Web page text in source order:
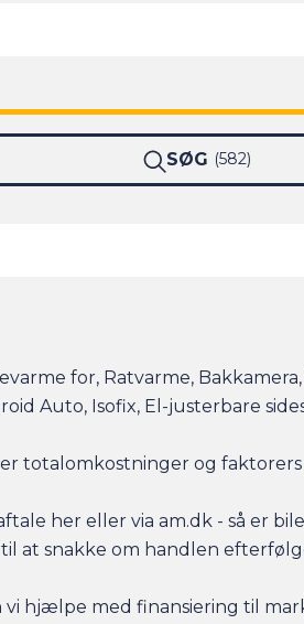
SØG 582
for, Ratvarme,
Auto, Isofix, El-justerbare
totalomkostninger og
her eller via am.dk - så er
at snakke om handlen
vi hjælpe med finansiering til